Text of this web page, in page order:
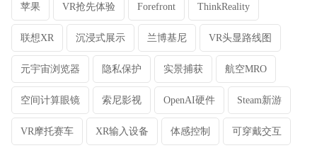
苹果 VR抢先体验 Forefront ThinkReality
联想XR 沉浸式展示 兰博基尼 VR头显路线图
元宇宙浏览器 隐私保护 实景捕获 航空MRO
空间计算眼镜 索尼影视 OpenAI硬件 Steam新游
VR摩托赛车 XR输入设备 体感控制 可穿戴交互